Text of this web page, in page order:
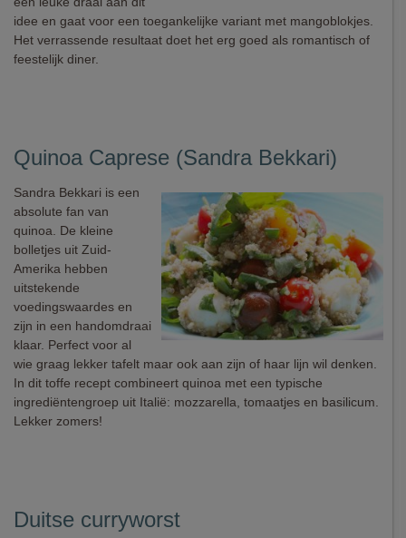
idee en gaat voor een toegankelijke variant met mangoblokjes.
Het verrassende resultaat doet het erg goed als romantisch of
feestelijk diner.
Quinoa Caprese (Sandra Bekkari)
Sandra Bekkari is een
absolute fan van
quinoa. De kleine
bolletjes uit Zuid-
Amerika hebben
uitstekende
voedingswaardes en
zijn in een handomdraai
klaar. Perfect voor al
wie graag lekker tafelt maar ook aan zijn of haar lijn wil denken.
In dit toffe recept combineert quinoa met een typische
ingrediëntengroep uit Italië: mozzarella, tomaatjes en basilicum.
Lekker zomers!
Duitse curryworst